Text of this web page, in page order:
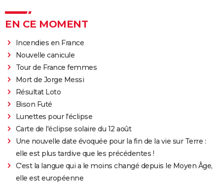
EN CE MOMENT
Incendies en France
Nouvelle canicule
Tour de France femmes
Mort de Jorge Messi
Résultat Loto
Bison Futé
Lunettes pour l'éclipse
Carte de l'éclipse solaire du 12 août
Une nouvelle date évoquée pour la fin de la vie sur Terre :
elle est plus tardive que les précédentes !
C'est la langue qui a le moins changé depuis le Moyen Âge,
elle est européenne